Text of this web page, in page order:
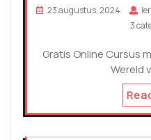
23 augustus, 2024
3
Gratis Online Cursus
Wereld